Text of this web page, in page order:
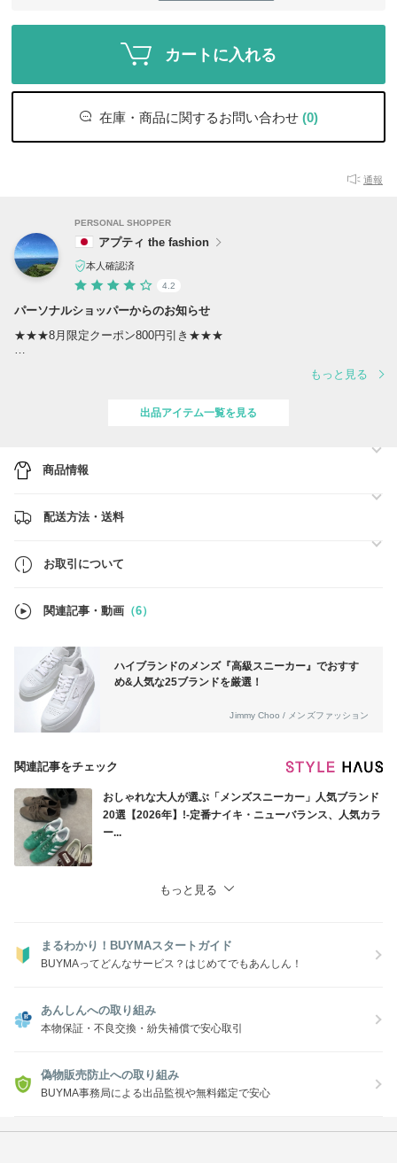
カートに入れる
在庫・商品に関するお問い合わせ (0)
通報
PERSONAL SHOPPER
アプティ the fashion
本人確認済
4.2
パーソナルショッパーからのお知らせ
★★★8月限定クーポン800円引き★★★
商品は100％正規品を取り扱っておりますのでご安心ください(#^^#)
お客様の日常がより輝くよう一生懸命サポートさせていただきます！！
★在庫ありの商品は２営業日以内のスピード発送
★丁寧な梱包
☆丁寧かつ迅速な対応、ご購入者様へご不安のないよう精一杯努めてま
フォローにて新入荷・クーポン発行・お知らせなど最新情報チェックで
きます！是非ともフォローよろしくお願いいたします(>_<)
その他、DFS沖縄にて買付など、沖縄の強みを生かした買付も可能です
●素敵なご縁を楽しみにしております●
もっと見る
出品アイテム一覧を見る
商品情報
配送方法・送料
お取引について
関連記事・動画 （6）
ハイブランドのメンズ『高級スニーカー』でおすす
め&人気な25ブランドを厳選！
Jimmy Choo / メンズファッション
関連記事をチェック
おしゃれな大人が選ぶ「メンズスニーカー」人気ブランド
20選【2026年】!-定番ナイキ・ニューバランス、人気カラ
ー...
もっと見る
まるわかり！BUYMAスタートガイド
BUYMAってどんなサービス？はじめてでもあんしん！
あんしんへの取り組み
本物保証・不良交換・紛失補償で安心取引
偽物販売防止への取り組み
BUYMA事務局による出品監視や無料鑑定で安心